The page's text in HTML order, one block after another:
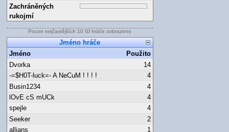
Zachráněných
rukojmí
Pouze nejčastějších 10 ID hráče zobrazeno
Jméno hráče
Jméno
Použito
Dvorka
14
-=$H0T-luck=- A NeCuM ! ! ! !
4
Busin1234
4
lOvE cS mUCk
4
spejle
4
Seeker
2
allians
1